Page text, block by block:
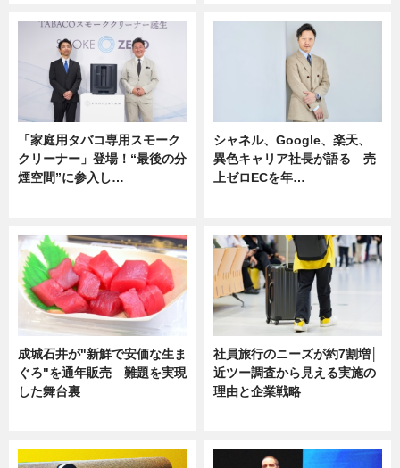
「家庭用タバコ専用スモーク
クリーナー」登場！“最後の分
煙空間”に参入し…
シャネル、Google、楽天、
異色キャリア社長が語る 売
上ゼロECを年…
成城石井が"新鮮で安価な生ま
ぐろ"を通年販売 難題を実現
した舞台裏
社員旅行のニーズが約7割増│
近ツー調査から見える実施の
理由と企業戦略